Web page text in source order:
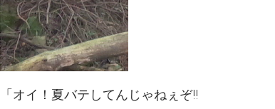
「オイ！夏バテしてんじゃねぇぞ!!